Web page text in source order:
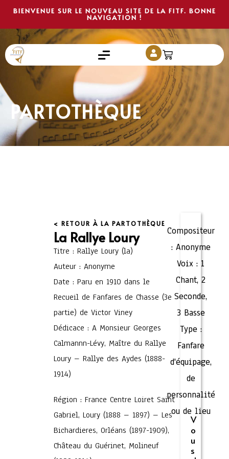
BIENVENUE SUR LE NOUVEAU SITE DE LA FITF. BONNE
NAVIGATION !
PARTOTHÈQUE
< RETOUR À LA PARTOTHÈQUE
La Rallye Loury
Titre : Rallye Loury (la)
Auteur : Anonyme
Date : Paru en 1910 dans le
Recueil de Fanfares de Chasse (3e
partie) de Victor Viney
Dédicace : A Monsieur Georges
Calmannn-Lévy, Maître du Rallye
Loury – Rallye des Aydes (1888-
1914)
Région : France Centre Loiret Saint
Gabriel, Loury (1888 – 1897) – Les
Bichardieres, Orléans (1897-1909),
Château du Guérinet, Molineuf
Compositeur
: Anonyme
Voix : 1
Chant,2
Seconde,
3 Basse
Type :
Fanfare
d'équipage,
de
personnalité
ou de lieu
V
o
u
s